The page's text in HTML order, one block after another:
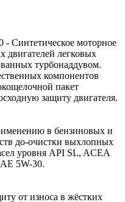
Синтетическое моторное
двигателей легковых
турбонаддувом.
компонентов
пакет
защиту двигателя.
в бензиновых и
до-очистки выхлопных
уровня API SL, ACEA
5W-30.
от износа в жёстких